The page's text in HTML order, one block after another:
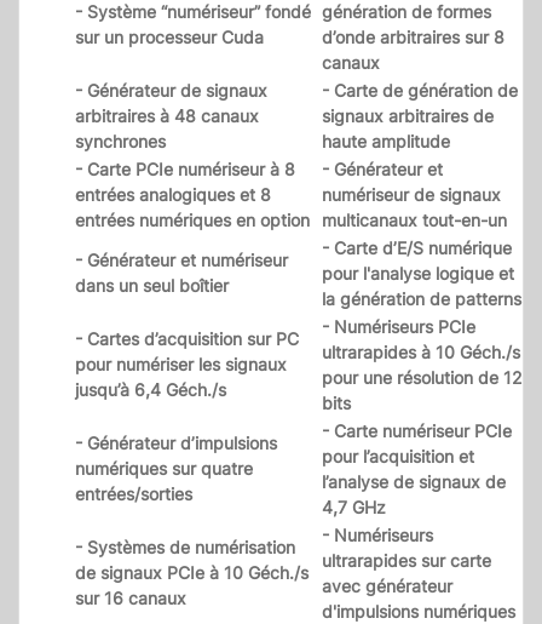
- Système “numériseur” fondé
sur un processeur Cuda
génération de formes
d’onde arbitraires sur 8
canaux
- Générateur de signaux
arbitraires à 48 canaux
synchrones
- Carte de génération de
signaux arbitraires de
haute amplitude
- Carte PCIe numériseur à 8
entrées analogiques et 8
entrées numériques en option
- Générateur et
numériseur de signaux
multicanaux tout-en-un
- Générateur et numériseur
dans un seul boîtier
- Carte d’E/S numérique
pour l'analyse logique et
la génération de patterns
- Cartes d’acquisition sur PC
pour numériser les signaux
jusqu’à 6,4 Géch./s
- Numériseurs PCIe
ultrarapides à 10 Géch./s
pour une résolution de 12
bits
- Générateur d’impulsions
numériques sur quatre
entrées/sorties
- Carte numériseur PCIe
pour l’acquisition et
l’analyse de signaux de
4,7 GHz
- Systèmes de numérisation
de signaux PCIe à 10 Géch./s
sur 16 canaux
- Numériseurs
ultrarapides sur carte
avec générateur
d'impulsions numériques